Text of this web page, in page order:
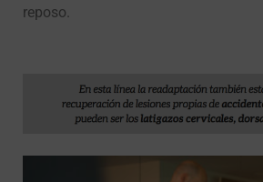
reposo.